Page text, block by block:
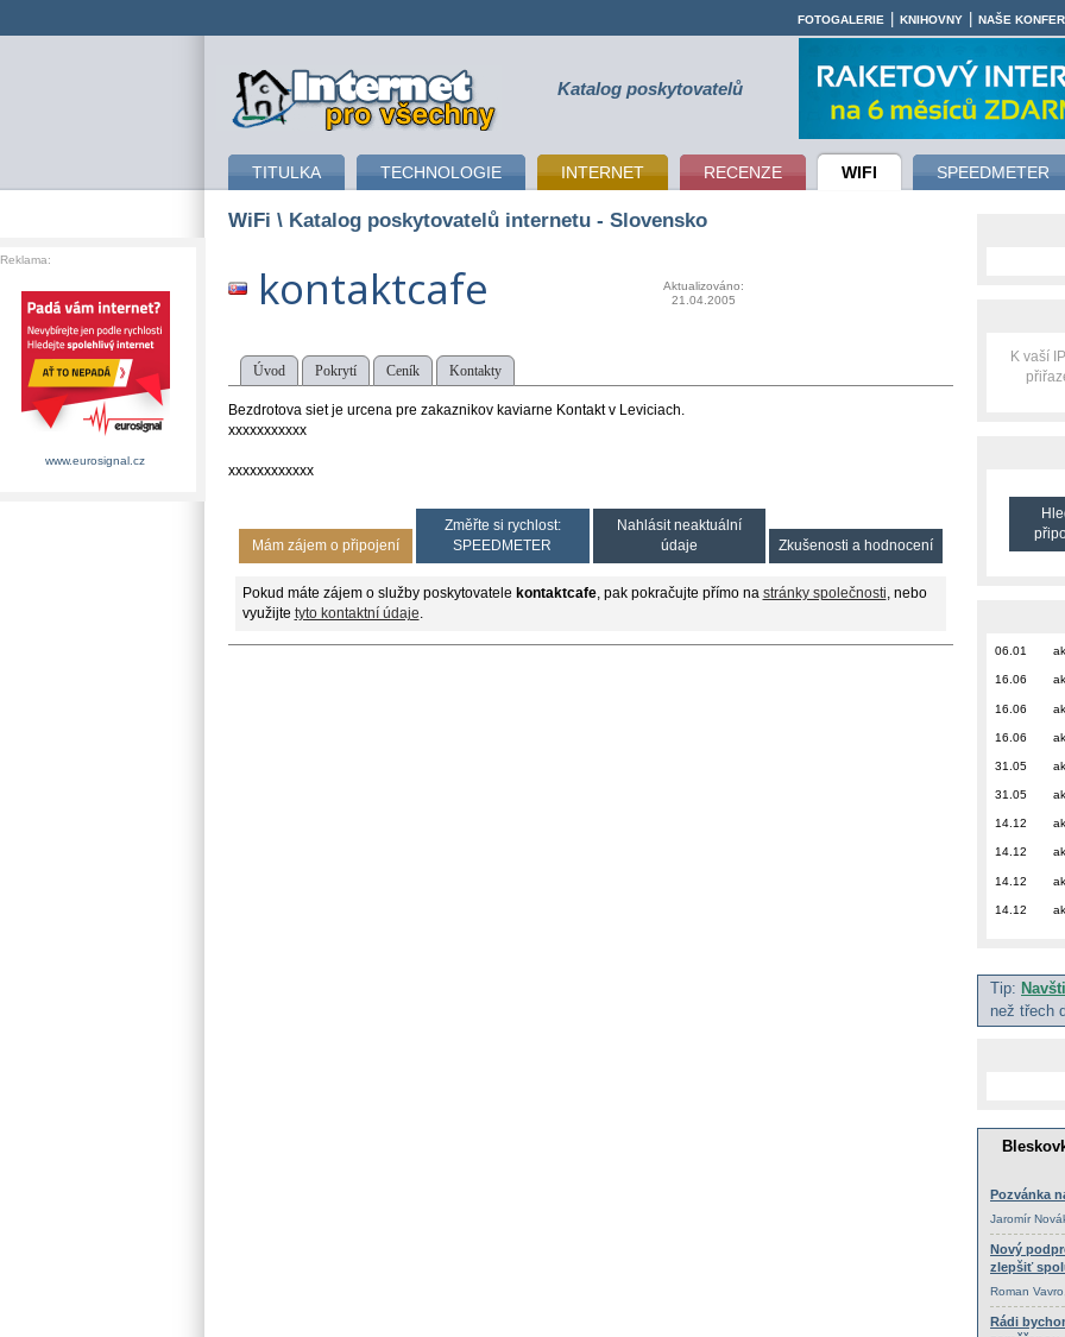
připojení k internetu Katalog poskytovatelů
TITULKA TECHNOLOGIE INTERNET RECENZE WIFI SPEEDMETER
FOTOGALERIE KNIHOVNY NAŠE
WiFi \ Katalog poskytovatelů internetu - Slovensko
kontaktcafe
Aktualizováno:
21.04.2005
Úvod Pokrytí Ceník Kontakty
Bezdrotova siet je urcena pre zakaznikov kaviarne Kontakt v Leviciach.
xxxxxxxxxxx
xxxxxxxxxxxx
Mám zájem o připojení
Změřte si rychlost:
SPEEDMETER
Nahlásit neaktuální
údaje
Zkušenosti a hodnocení
Pokud máte zájem o služby poskytovatele kontaktcafe, pak pokračujte přímo na stránky společnosti , nebo
využijte tyto kontaktní údaje
K vaší
06.01
16.06
16.06
16.06
31.05
31.05
14.12
14.12
14.12
14.12
Tip:
než třech
Reklama:
www.eurosignal.cz